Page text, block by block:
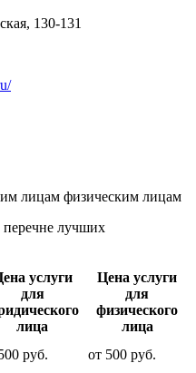
130-131
лицам физическим лицам
лучших
услуги
для
лица
Цена услуги
для
физического
лица
руб. от 500 руб.